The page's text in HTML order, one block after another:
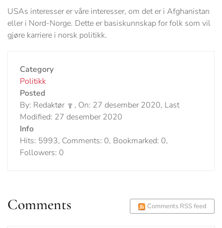
USAs interesser er våre interesser, om det er i Afghanistan
eller i Nord-Norge. Dette er basiskunnskap for folk som vil
gjøre karriere i norsk politikk.
Category
Politikk
Posted
By: Redaktør
, On: 27 desember 2020, Last
Modified: 27 desember 2020
Info
Hits: 5993, Comments: 0, Bookmarked: 0,
Followers: 0
Comments RSS feed
Comments